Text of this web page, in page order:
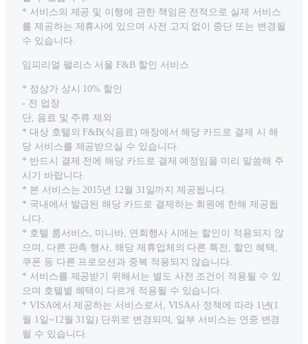
* 서비스의 제공 및 이행에 관한 책임은 전적으로 실제 서비스
를 제공하는 제휴사에 있으며 사전 고지 없이 중단 또는 변경될
수 있습니다.
임피리얼 팰리스 서울 F&B 할인 서비스
* 정상가 상시 10% 할인
- 전 업장
단, 음료 및 주류 제외
* 대상 호텔의 F&B(식음료) 매장에서 해당 카드로 결제 시 해
당 서비스를 제공받으실 수 있습니다.
* 반드시 결제 전에 해당 카드로 결제 예정임을 미리 말씀해 주
시기 바랍니다.
* 본 서비스는 2015년 12월 31일까지 제공됩니다.
* 국내에서 발급된 해당 카드로 결제하는 회원에 한해 제공됩
니다.
* 호텔 룸서비스, 미니바, 연회행사 시에는 할인이 적용되지 않
으며, 다른 판촉 행사, 해당 제휴업체의 다른 특전, 할인 혜택,
쿠폰 등 다른 프로모션과 중복 적용되지 않습니다.
* 서비스를 제공받기 위해서는 별도 사전 조건이 적용될 수 있
으며 호텔별 혜택이 다르게 적용될 수 있습니다.
* VISA에서 제공하는 서비스로서, VISA사 정책에 따라 1년(1
월 1일~12월 31일) 단위로 변경되며, 일부 서비스는 연중 변경
될 수 있습니다.